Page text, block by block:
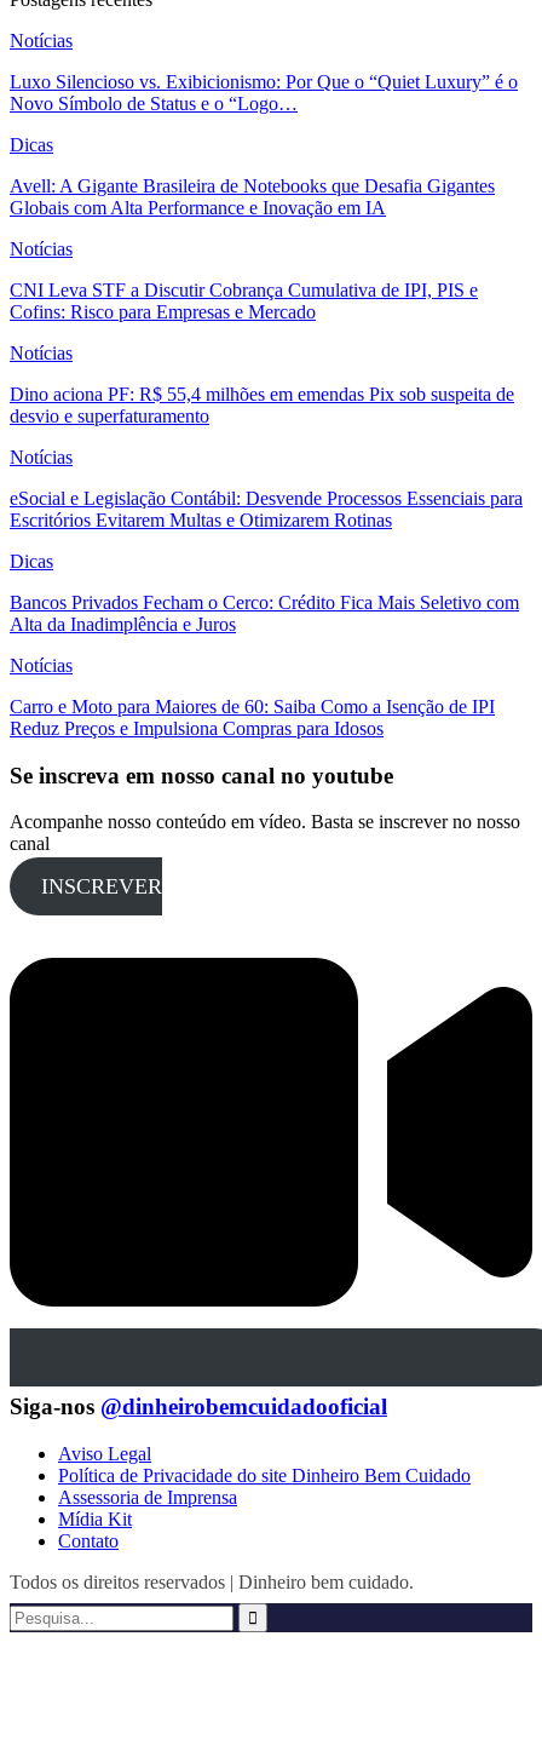
Notícias
Luxo Silencioso vs. Exibicionismo: Por Que o “Quiet Luxury” é o
Novo Símbolo de Status e o “Logo…
Dicas
Avell: A Gigante Brasileira de Notebooks que Desafia Gigantes
Globais com Alta Performance e Inovação em IA
Notícias
CNI Leva STF a Discutir Cobrança Cumulativa de IPI, PIS e
Cofins: Risco para Empresas e Mercado
Notícias
Dino aciona PF: R$ 55,4 milhões em emendas Pix sob suspeita de
desvio e superfaturamento
Notícias
eSocial e Legislação Contábil: Desvende Processos Essenciais para
Escritórios Evitarem Multas e Otimizarem Rotinas
Dicas
Bancos Privados Fecham o Cerco: Crédito Fica Mais Seletivo com
Alta da Inadimplência e Juros
Notícias
Carro e Moto para Maiores de 60: Saiba Como a Isenção de IPI
Reduz Preços e Impulsiona Compras para Idosos
Se inscreva em nosso canal no youtube
Acompanhe nosso conteúdo em vídeo. Basta se inscrever no nosso
canal
INSCREVER
Siga-nos @dinheirobemcuidadooficial
Aviso Legal
Política de Privacidade do site Dinheiro Bem Cuidado
Assessoria de Imprensa
Mídia Kit
Contato
Todos os direitos reservados | Dinheiro bem cuidado.